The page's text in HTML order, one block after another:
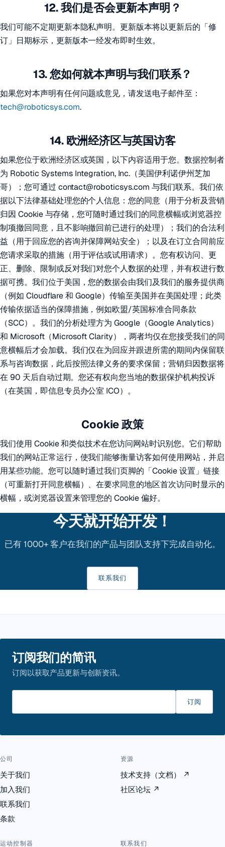
12. 我们是否会更新本声明？
我们可能不定期更新本隐私声明。更新版本将以更新后的「修
订」日期标示，更新版本一经发布即时生效。
13. 您如何就本声明与我们联系？
如果您对本声明有任何问题或意见，请发送电子邮件至：
tech@roboticsys.com.
14. 欧洲经济区与英国访客
如果您位于欧洲经济区或英国，以下内容适用于您。数据控制者
为 Robotic Systems Integration, Inc.（美国伊利诺伊州芝加
哥）；您可通过 contact@roboticsys.com 与我们联系。我们依
据以下法律基础处理您的个人信息：您的同意（用于分析及营销
归因 Cookie 与存储，您可随时通过我们的同意横幅或浏览器控
制项撤回同意，且不影响撤回前已进行的处理）；我们的合法利
益（用于回应您的咨询并保障网站安全）；以及在订立合同前应
您请求采取的措施（用于评估或试用请求）。您有权访问、更
正、删除、限制或反对我们对您个人数据的处理，并有权进行数
据可携。我们位于美国，您的数据会由我们及我们的服务提供商
（例如 Cloudflare 和 Google）传输至美国并在美国处理；此类
传输依据适当的保障措施，例如欧盟/英国标准合同条款
（SCC）。我们的分析处理方为 Google（Google Analytics）
和 Microsoft（Microsoft Clarity），两者均仅在您接受我们的同
意横幅后才会加载。我们仅在为回应并跟进所需的期间内保留联
系与咨询数据，此后按照法律义务的要求保留；营销归因数据将
在 90 天后自动过期。您还有权向您当地的数据保护机构投诉
（在英国，即信息专员办公室 ICO）。
Cookie 政策
我们使用 Cookie 和类似技术在您访问网站时识别您。它们帮助
我们的网站正常运行，使我们能够衡量访客如何使用网站，并启
用某些功能。您可以随时通过我们页脚的「Cookie 设置」链接
（可重新打开同意横幅）、在要求同意的地区首次访问时显示的
横幅，或浏览器设置来管理您的 Cookie 偏好。
今天就开始开发！
已有 1000+ 客户在我们的产品与团队支持下完成自动化。
联系我们
订阅我们的简讯
订阅以获取产品更新与创新资讯。
订阅
公司
关于我们
加入我们
联系我们
条款
资源
技术支持（文档）
↗
社区论坛↗
运动控制器 联系我们